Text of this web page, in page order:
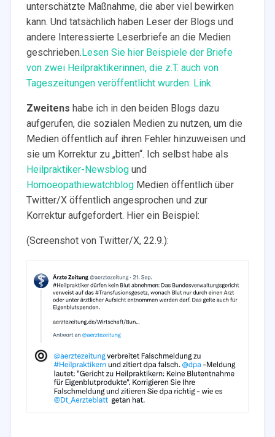
unterschätzte Maßnahme, die aber viel bewirken
kann. Und tatsächlich haben Leser der Blogs und
andere Interessierte Leserbriefe an die Medien
geschrieben.Lesen Sie hier Beispiele der Briefe
von zwei Heilpraktikerinnen, die z.T. auch von
Tageszeitungen veröffentlicht wurden: Link.
Zweitens habe ich in den beiden Blogs dazu
aufgerufen, die sozialen Medien zu nutzen, um die
Medien öffentlich auf ihren Fehler hinzuweisen und
sie um Korrektur zu „bitten“. Ich selbst habe als
Heilpraktiker-Newsblogund
HomoeopathiewatchblogMedien öffentlich über
Twitter/X öffentlich angesprochen und zur
Korrektur aufgefordert. Hier ein Beispiel:
(Screenshot von Twitter/X, 22.9.):